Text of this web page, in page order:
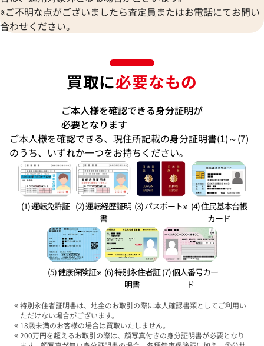
※ご不明な点がございましたら査定員またはお電話にてお問い
合わせください。
買取に必要なもの
ご本人様を確認できる身分証明が
必要となります
ご本人様を確認できる、現住所記載の身分証明書(1)～(7)
のうち、いずれか一つをお持ちください。
(1) 運転免許証 (2) 運転経歴証明
書
(3) パスポート※ (4) 住民基本台帳
カード
(5) 健康保険証※ (6) 特別永住者証
明書
(7) 個人番号カー
ド
特別永住者証明書は、地金のお取引の際に本人確認書類としてご利用い
ただけない場合がございます。
18歳未満のお客様の場合は買取いたしません。
200万円を超えるお取引の際は、顔写真付きの身分証明書が必要となり